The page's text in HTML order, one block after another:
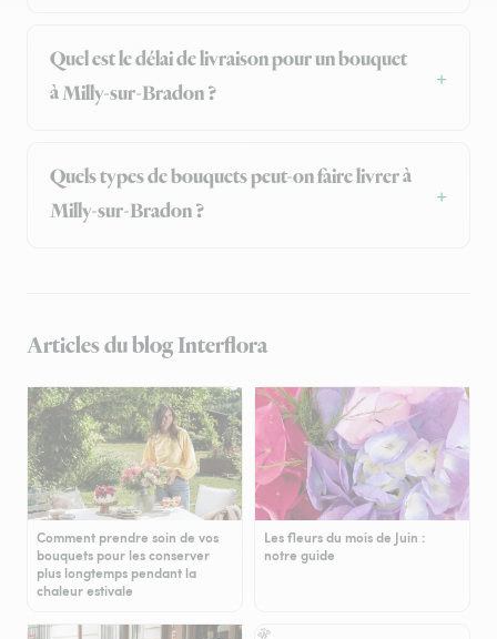
Quel est le délai de livraison pour un bouquet
à Milly-sur-Bradon ?
Quels types de bouquets peut-on faire livrer à
Milly-sur-Bradon ?
Articles du blog Interflora
Comment prendre soin de vos
bouquets pour les conserver
plus longtemps pendant la
chaleur estivale
Les fleurs du mois de Juin :
notre guide